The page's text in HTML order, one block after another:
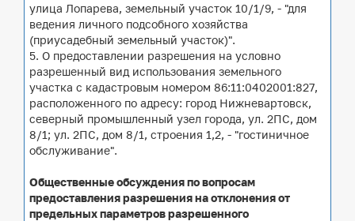
улица Лопарева, земельный участок 10/1/9, - "для
ведения личного подсобного хозяйства
(приусадебный земельный участок)".
5. О предоставлении разрешения на условно
разрешенный вид использования земельного
участка с кадастровым номером 86:11:0402001:827,
расположенного по адресу: город Нижневартовск,
северный промышленный узел города, ул. 2ПС, дом
8/1; ул. 2ПС, дом 8/1, строения 1,2, - "гостиничное
обслуживание".
Общественные обсуждения по вопросам
предоставления разрешения на отклонения от
предельных параметров разрешенного